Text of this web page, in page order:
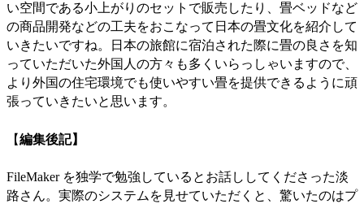
い空間である小上がりのセットで販売したり、畳ベッドなど
の商品開発などの工夫をおこなって日本の畳文化を紹介して
いきたいですね。日本の旅館に宿泊された際に畳の良さを知
っていただいた外国人の方々も多くいらっしゃいますので、
より外国の住宅環境でも使いやすい畳を提供できるように頑
張っていきたいと思います。
【編集後記】
FileMaker を独学で勉強しているとお話ししてくださった淡
路さん。実際のシステムを見せていただくと、驚いたのはプ